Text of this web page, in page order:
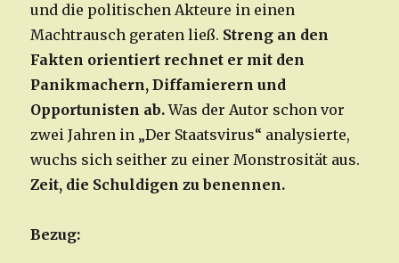
und die politischen Akteure in einen
Machtrausch geraten ließ. Streng an den
Fakten orientiert rechnet er mit den
Panikmachern, Diffamierern und
Opportunisten ab.Was der Autor schon vor
zwei Jahren in „Der Staatsvirus“ analysierte,
wuchs sich seither zu einer Monstrosität aus.
Zeit, die Schuldigen zu benennen.
Bezug: